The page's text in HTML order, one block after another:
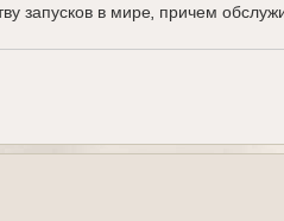
запусков в мире, причем